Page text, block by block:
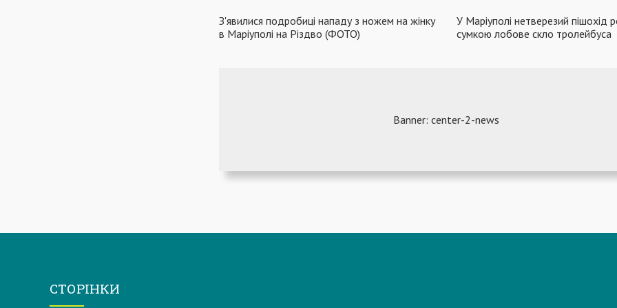
З'явилися подробиці нападу з ножем на жінку
в Маріуполі на Різдво (ФОТО)
У Маріуполі нетверезий пішохід
сумкою лобове скло тролейбуса
СТОРІНКИ